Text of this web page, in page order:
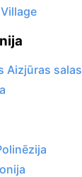
Aizjūras salas